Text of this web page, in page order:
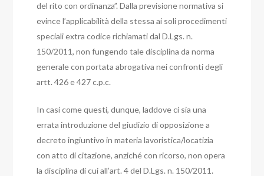
del rito con ordinanza”.Dalla previsione normativa si
evince l’applicabilità della stessa ai soli procedimenti
speciali extra codice richiamati dal D.Lgs. n.
150/2011, non fungendo tale disciplina da norma
generale con portata abrogativa nei confronti degli
artt. 426 e 427 c.p.c.
In casi come questi, dunque, laddove ci sia una
errata introduzione del giudizio di opposizione a
decreto ingiuntivo in materia lavoristica/locatizia
con atto di citazione, anziché con ricorso, non opera
la disciplina di cui all’art. 4 del D.Lgs. n. 150/2011.